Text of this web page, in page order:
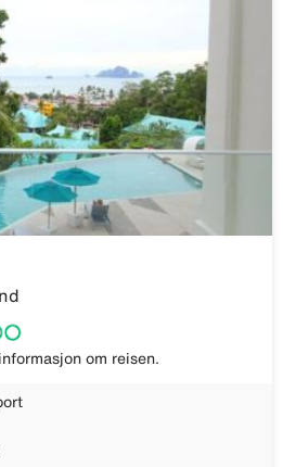
om reisen.